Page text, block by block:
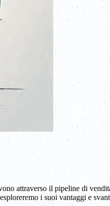
attraverso il pipeline di
i suoi vantaggi e